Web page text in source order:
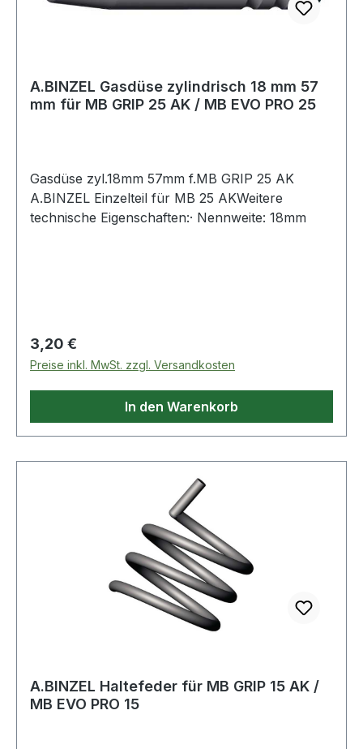
A.BINZEL Gasdüse zylindrisch 18 mm 57
mm für MB GRIP 25 AK / MB EVO PRO 25
Gasdüse zyl.18mm 57mm f.MB GRIP 25 AK
A.BINZEL Einzelteil für MB 25 AKWeitere
technische Eigenschaften:· Nennweite: 18mm
Regulärer Preis:
3,20 €
Preise inkl. MwSt. zzgl. Versandkosten
In den Warenkorb
A.BINZEL Haltefeder für MB GRIP 15 AK /
MB EVO PRO 15